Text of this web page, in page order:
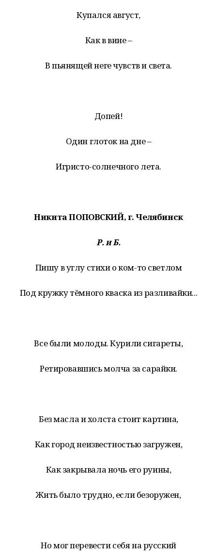
Купался август,
Как в вине –
В пьянящей неге чувств и света.
Допей!
Один глоток на дне –
Игристо-солнечного лета.
Никита ПОПОВСКИЙ, г. Челябинск
Р. и Б.
Пишу в углу стихи о ком-то светлом
Под кружку тёмного кваска из разливайки...
Все были молоды. Курили сигареты,
Ретировавшись молча за сарайки.
Без масла и холста стоит картина,
Как город неизвестностью загружен,
Как закрывала ночь его руины,
Жить было трудно, если безоружен,
Но мог перевести себя на русский